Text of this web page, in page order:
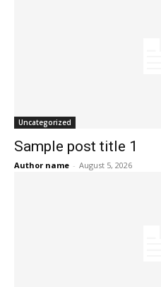
Uncategorized
Sample post title 1
Author name - August 5, 2026